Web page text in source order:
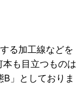
る加工線などを
も目立つものは
」としておりま